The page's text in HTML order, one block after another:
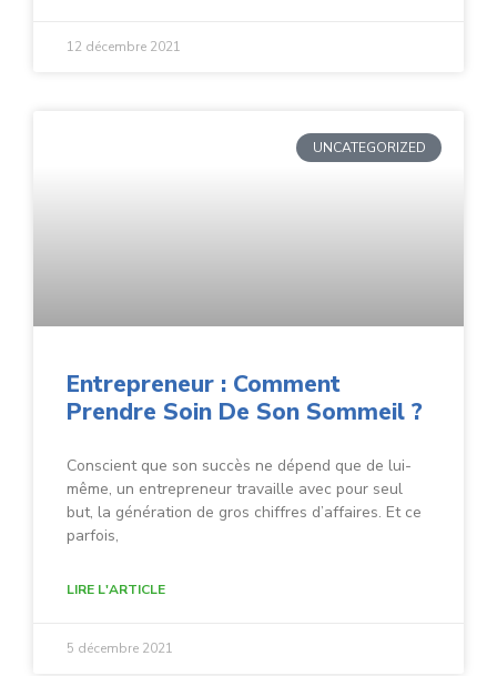
12 décembre 2021
UNCATEGORIZED
Entrepreneur : Comment
Prendre Soin De Son Sommeil ?
Conscient que son succès ne dépend que de lui-
même, un entrepreneur travaille avec pour seul
but, la génération de gros chiffres d’affaires. Et ce
parfois,
LIRE L'ARTICLE
5 décembre 2021